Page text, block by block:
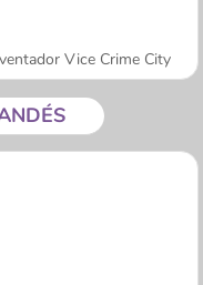
Vice Crime City